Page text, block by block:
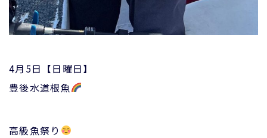
4月5日【日曜日】
豊後水道根魚
高級魚祭り